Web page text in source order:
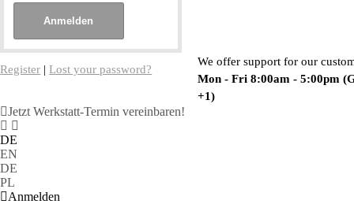
Register |Lost your password?
We offer support for our
Mon - Fri 8:00am - 5:00pm
+1)
Jetzt Werkstatt-Termin vereinbaren!
DE
EN
DE
PL
Anmelden